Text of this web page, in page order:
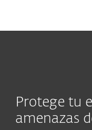
Protege tu
amenazas